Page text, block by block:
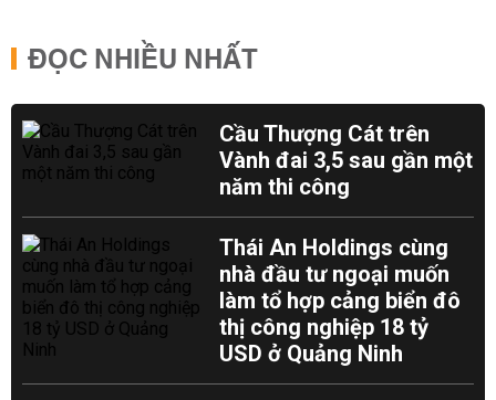
ĐỌC NHIỀU NHẤT
Cầu Thượng Cát trên
Vành đai 3,5 sau gần một
năm thi công
Thái An Holdings cùng
nhà đầu tư ngoại muốn
làm tổ hợp cảng biển đô
thị công nghiệp 18 tỷ
USD ở Quảng Ninh